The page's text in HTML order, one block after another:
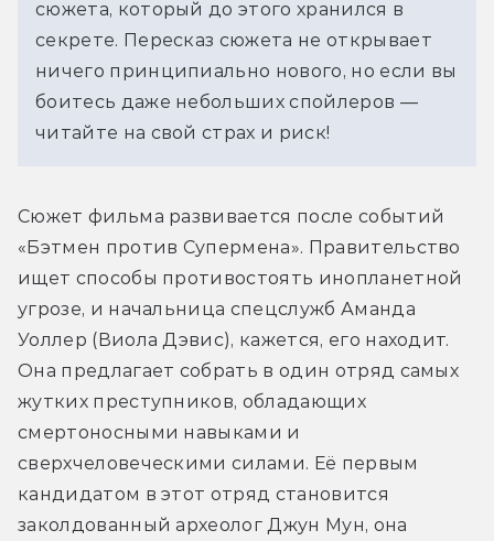
сюжета, который до этого хранился в
секрете. Пересказ сюжета не открывает
ничего принципиально нового, но если вы
боитесь даже небольших спойлеров —
читайте на свой страх и риск!
Сюжет фильма развивается после событий
«Бэтмен против Супермена». Правительство
ищет способы противостоять инопланетной
угрозе, и начальница спецслужб Аманда
Уоллер (Виола Дэвис), кажется, его находит.
Она предлагает собрать в один отряд самых
жутких преступников, обладающих
смертоносными навыками и
сверхчеловеческими силами. Её первым
кандидатом в этот отряд становится
заколдованный археолог Джун Мун, она